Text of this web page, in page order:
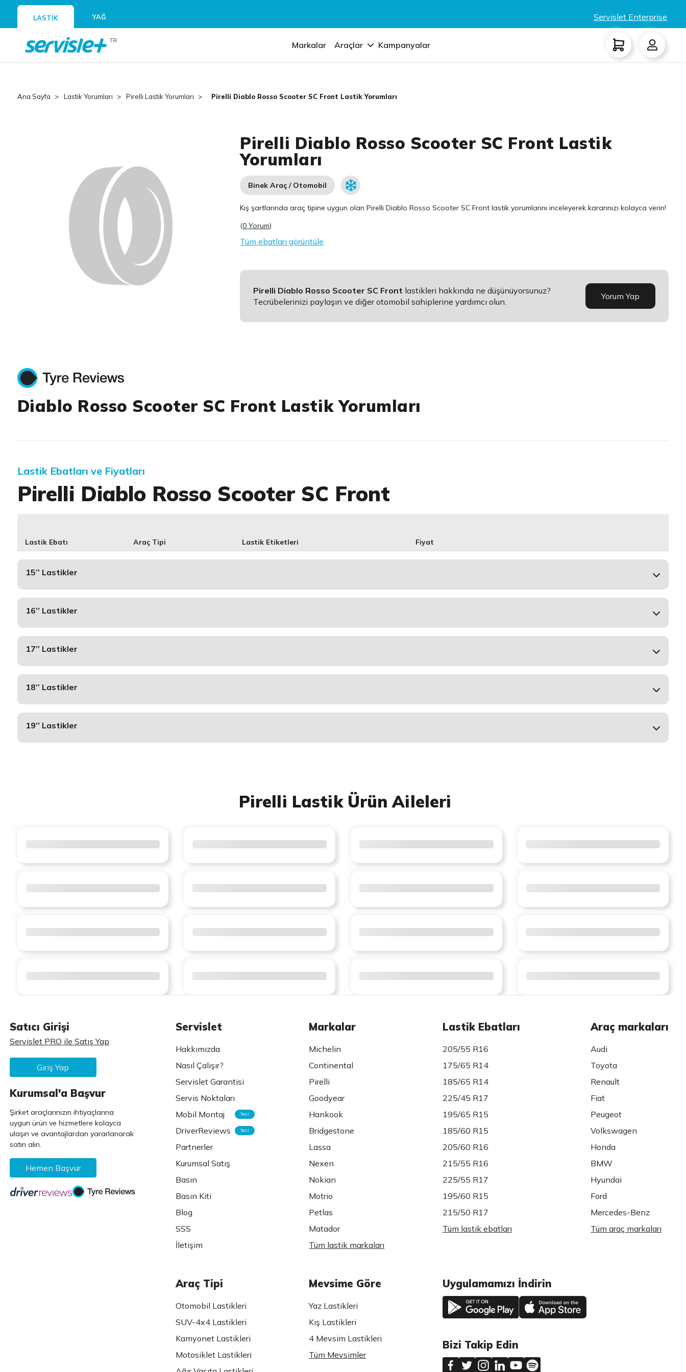
LASTİK YAĞ Servislet Enterprise
TR Markalar Araçlar Kampanyalar
Ana Sayfa Lastik Yorumları Pirelli Lastik Yorumları Pirelli Diablo Rosso Scooter SC Front Lastik Yorumları
Pirelli Diablo Rosso Scooter SC Front Lastik
Yorumları
Binek Araç / Otomobil
Kış şartlarında araç tipine uygun olanPirelli Diablo Rosso Scooter SC Front lastik yorumlarını inceleyerek kararınızı kolayca verin!
(0 Yorum)
Tüm ebatları görüntüle
Pirelli Diablo Rosso Scooter SC Front lastikleri hakkında ne düşünüyorsunuz?
Tecrübelerinizi paylaşın ve diğer otomobil sahiplerine yardımcı olun.
Yorum Yap
Diablo Rosso Scooter SC Front Lastik Yorumları
Lastik Ebatları ve Fiyatları
Pirelli Diablo Rosso Scooter SC Front
Lastik Ebatı Araç Tipi Lastik Etiketleri Fiyat
15’’ Lastikler
16’’ Lastikler
17’’ Lastikler
18’’ Lastikler
19’’ Lastikler
Pirelli Lastik Ürün Aileleri
Satıcı Girişi
Servislet PRO ile Satış Yap
Giriş Yap
Kurumsal'a Başvur
Şirket araçlarınızın ihtiyaçlarına
uygun ürün ve hizmetlere kolayca
ulaşın ve avantajlardan yararlanarak
satın alın.
Hemen Başvur
Servislet
Hakkımızda
Nasıl Çalışır?
Servislet Garantisi
Servis Noktaları
Mobil Montaj
Yeni
DriverReviews Yeni
Partnerler
Kurumsal Satış
Basın
Basın Kiti
Blog
SSS
İletişim
Markalar
Michelin
Continental
Pirelli
Goodyear
Hankook
Bridgestone
Lassa
Nexen
Nokian
Motrio
Petlas
Matador
Tüm lastik markaları
Lastik Ebatları
205/55 R16
175/65 R14
185/65 R14
225/45 R17
195/65 R15
185/60 R15
205/60 R16
215/55 R16
225/55 R17
195/60 R15
215/50 R17
Tüm lastik ebatları
Araç markaları
Audi
Toyota
Renault
Fiat
Peugeot
Volkswagen
Honda
BMW
Hyundai
Ford
Mercedes-Benz
Tüm araç markaları
Araç Tipi
Otomobil Lastikleri
SUV-4x4 Lastikleri
Kamyonet Lastikleri
Motosiklet Lastikleri
Mevsime Göre
Yaz Lastikleri
Kış Lastikleri
4 Mevsim Lastikleri
Tüm Mevsimler
Uygulamamızı İndirin
Bizi Takip Edin